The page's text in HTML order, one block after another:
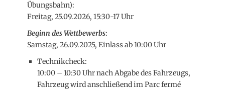
Übungsbahn):
Freitag, 25.09.2026, 15:30-17 Uhr
Beginn des Wettbewerbs:
Samstag, 26.09.2025, Einlass ab 10:00 Uhr
Technikcheck:
10:00 – 10:30 Uhr nach Abgabe des Fahrzeugs,
Fahrzeug wird anschließend im Parc fermé